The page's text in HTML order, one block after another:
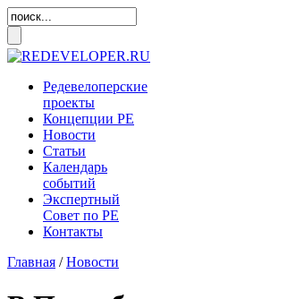
Редевелоперские
проекты
Концепции РЕ
Новости
Статьи
Календарь
событий
Экспертный
Совет по РЕ
Контакты
Главная /Новости